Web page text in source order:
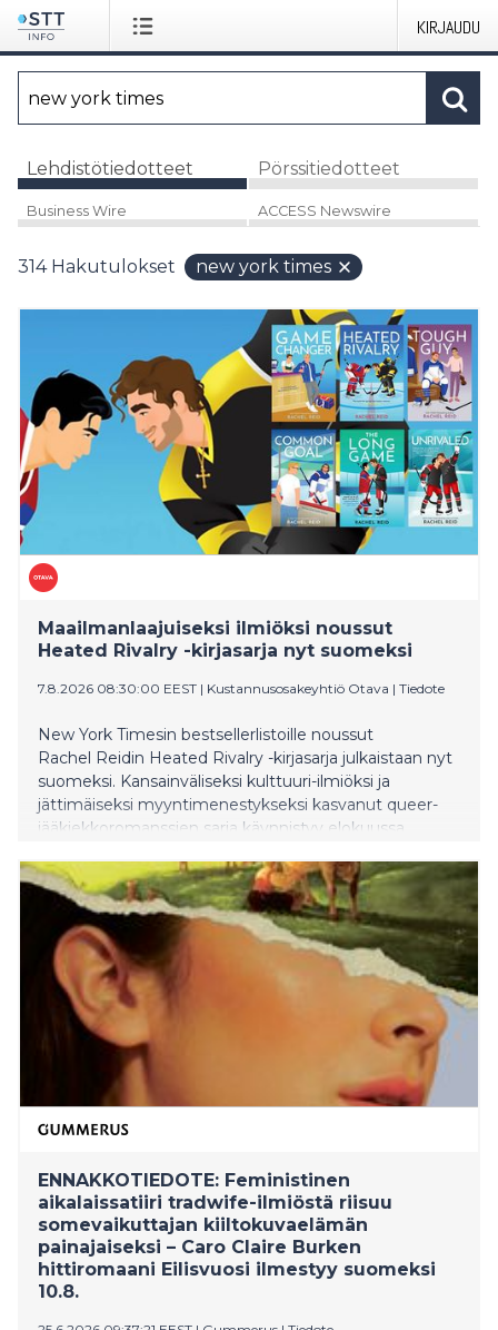
KIRJAUDU
Lehdistötiedotteet Pörssitiedotteet
Business Wire ACCESS Newswire
314 Hakutulokset new york times
Maailmanlaajuiseksi ilmiöksi noussut
Heated Rivalry -kirjasarja nyt suomeksi
7.8.2026 08:30:00 EEST | Kustannusosakeyhtiö Otava | Tiedote
New York Timesin bestsellerlistoille noussut
Rachel Reidin Heated Rivalry -kirjasarja julkaistaan nyt
suomeksi. Kansainväliseksi kulttuuri-ilmiöksi ja
jättimäiseksi myyntimenestykseksi kasvanut queer-
jääkiekkoromanssien sarja käynnistyy elokuussa
ENNAKKOTIEDOTE: Feministinen
aikalaissatiiri tradwife-ilmiöstä riisuu
somevaikuttajan kiiltokuvaelämän
painajaiseksi – Caro Claire Burken
hittiromaani Eilisvuosi ilmestyy suomeksi
10.8.